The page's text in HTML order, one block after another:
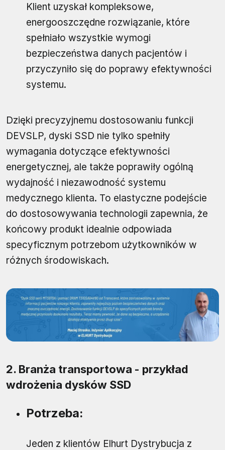
Klient uzyskał kompleksowe,
energooszczędne rozwiązanie, które
spełniało wszystkie wymogi
bezpieczeństwa danych pacjentów i
przyczyniło się do poprawy efektywności
systemu.
Dzięki precyzyjnemu dostosowaniu funkcji
DEVSLP, dyski SSD nie tylko spełniły
wymagania dotyczące efektywności
energetycznej, ale także poprawiły ogólną
wydajność i niezawodność systemu
medycznego klienta. To elastyczne podejście
do dostosowywania technologii zapewnia, że
końcowy produkt idealnie odpowiada
specyficznym potrzebom użytkowników w
różnych środowiskach.
2. Branża transportowa - przykład
wdrożenia dysków SSD
Potrzeba:
Jeden z klientów Elhurt Dystrybucja z